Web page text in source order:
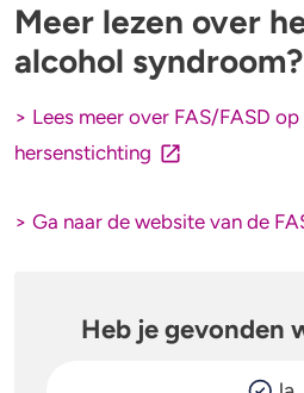
Meer lezen over
alcohol syndroom?
> Lees meer over FAS/FASD
hersenstichting
> Ga naar de website van de
Heb je gevonden